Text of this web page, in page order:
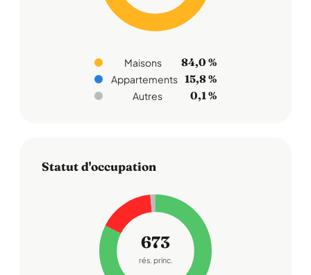
Maisons 84,0 %
Appartements 15,8 %
Autres 0,1 %
Statut d'occupation
673
rés. princ.